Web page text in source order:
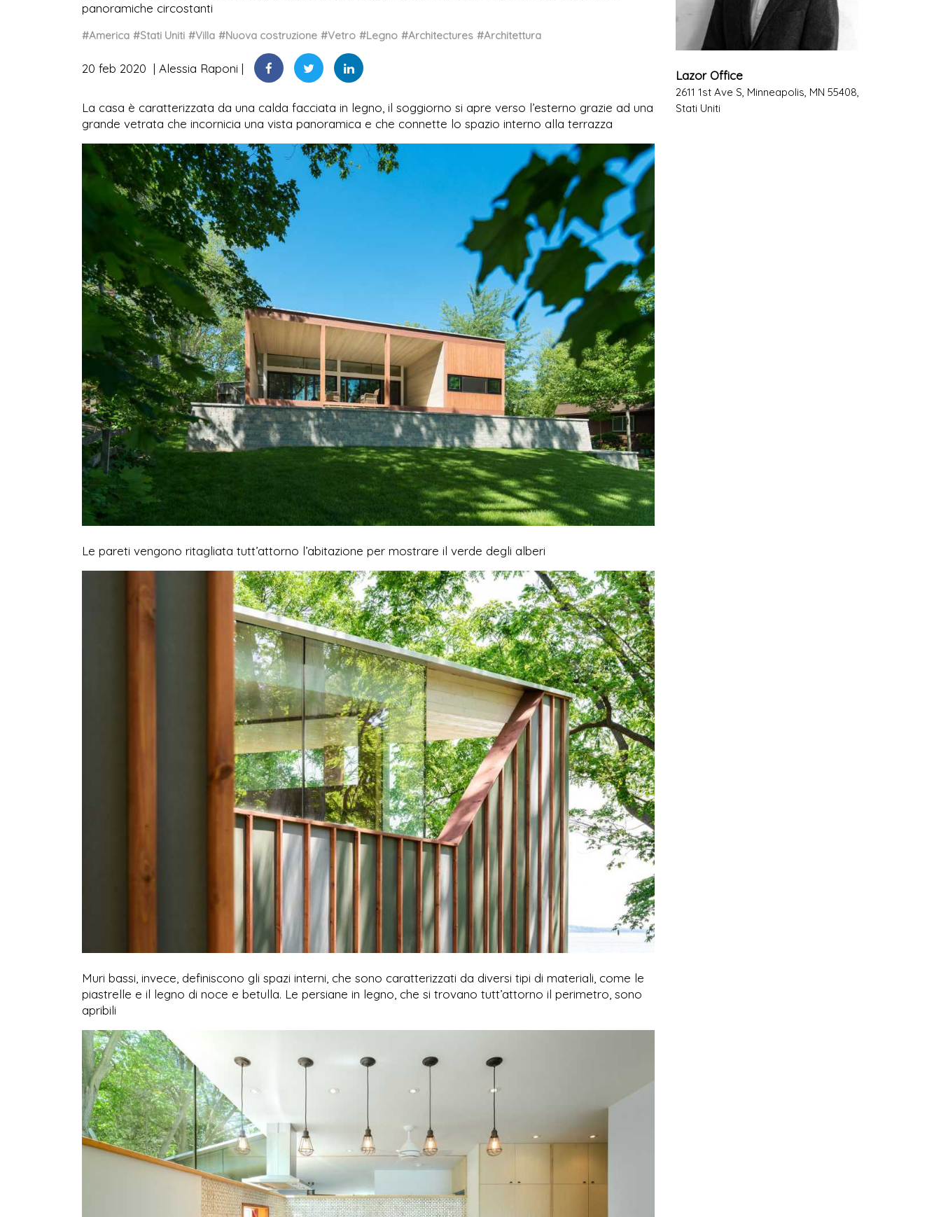
panoramiche circostanti
#America #Stati Uniti #Villa #Nuova costruzione #Vetro #Legno #Architectures #Architettura
20 feb 2020 Alessia Raponi
La casa è caratterizzata da una calda facciata in legno, il soggiorno si apre verso l’esterno grazie ad una
grande vetrata che incornicia una vista panoramica e che connette lo spazio interno alla terrazza
Le pareti vengono ritagliata tutt’attorno l’abitazione per mostrare il verde degli alberi
Muri bassi, invece, definiscono gli spazi interni, che sono caratterizzati da diversi tipi di materiali, come le
piastrelle e il legno di noce e betulla. Le persiane in legno, che si trovano tutt’attorno il perimetro, sono
apribili
Lazor Office
2611 1st Ave S, Minneapolis, MN 55408,
Stati Uniti